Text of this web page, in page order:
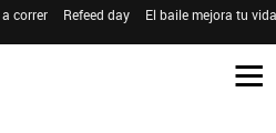
correr Refeed day El baile mejora tu